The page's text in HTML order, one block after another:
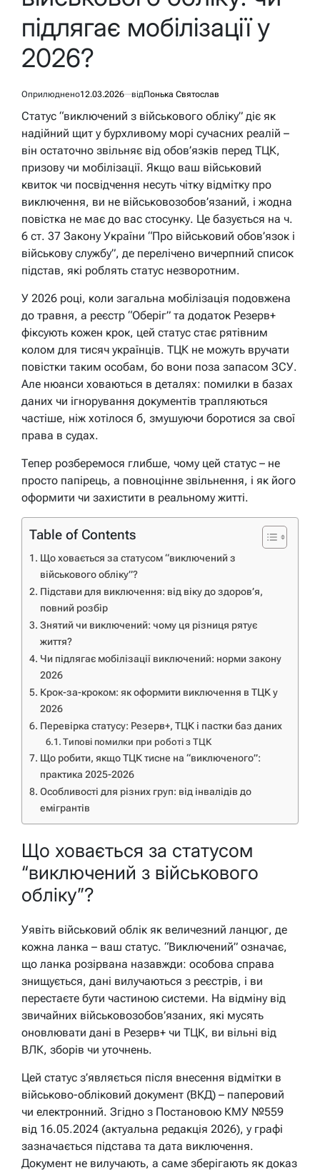
підлягає мобілізації у
2026?
Оприлюднено12.03.2026 відПонька Святослав
Статус “виключений з військового обліку” діє як
надійний щит у бурхливому морі сучасних реалій –
він остаточно звільняє від обов’язків перед ТЦК,
призову чи мобілізації. Якщо ваш військовий
квиток чи посвідчення несуть чітку відмітку про
виключення, ви не військовозобов’язаний, і жодна
повістка не має до вас стосунку. Це базується на ч.
6 ст. 37 Закону України “Про військовий обов’язок і
військову службу”, де перелічено вичерпний список
підстав, які роблять статус незворотним.
У 2026 році, коли загальна мобілізація подовжена
до травня, а реєстр “Оберіг” та додаток Резерв+
фіксують кожен крок, цей статус стає рятівним
колом для тисяч українців. ТЦК не можуть вручати
повістки таким особам, бо вони поза запасом ЗСУ.
Але нюанси ховаються в деталях: помилки в базах
даних чи ігнорування документів трапляються
частіше, ніж хотілося б, змушуючи боротися за свої
права в судах.
Тепер розберемося глибше, чому цей статус – не
просто папірець, а повноцінне звільнення, і як його
оформити чи захистити в реальному житті.
Table of Contents
Що ховається за статусом “виключений з
військового обліку”?
Підстави для виключення: від віку до здоров’я,
повний розбір
Знятий чи виключений: чому ця різниця рятує
життя?
Чи підлягає мобілізації виключений: норми закону
2026
Крок-за-кроком: як оформити виключення в ТЦК у
2026
Перевірка статусу: Резерв+, ТЦК і пастки баз даних
Типові помилки при роботі з ТЦК
Що робити, якщо ТЦК тисне на “виключеного”:
практика 2025-2026
Особливості для різних груп: від інвалідів до
емігрантів
Що ховається за статусом
“виключений з військового
обліку”?
Уявіть військовий облік як величезний ланцюг, де
кожна ланка – ваш статус. “Виключений” означає,
що ланка розірвана назавжди: особова справа
знищується, дані вилучаються з реєстрів, і ви
перестаєте бути частиною системи. На відміну від
звичайних військовозобов’язаних, які мусять
оновлювати дані в Резерв+ чи ТЦК, ви вільні від
ВЛК, зборів чи уточнень.
Цей статус з’являється після внесення відмітки в
військово-обліковий документ (ВКД) – паперовий
чи електронний. Згідно з Постановою КМУ №559
від 16.05.2024 (актуальна редакція 2026), у графі
зазначається підстава та дата виключення.
Документ не вилучають, а саме зберігають як доказ